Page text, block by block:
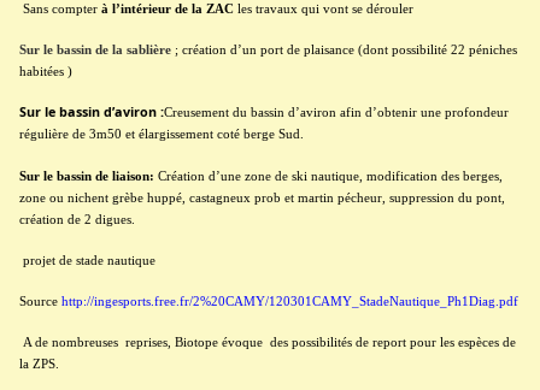
Sans compterà l’intérieur de la ZAC les travaux qui vont se dérouler
Sur le bassin de la sablière ; création d’un port de plaisance (dont possibilité 22 péniches
habitées )
Sur le bassin d’aviron :Creusement du bassin d’aviron afin d’obtenir une profondeur
régulière de 3m50 et élargissement coté berge Sud.
Sur le bassin de liaison:Création d’une zone de ski nautique, modification des berges,
zone ou nichent grèbe huppé, castagneux prob et martin pécheur, suppression du pont,
création de 2 digues.
projet de stade nautique
Sourcehttp://ingesports.free.fr/2%20CAMY/120301CAMY_StadeNautique_Ph1Diag.pdf
A de nombreuses reprises, Biotope évoque des possibilités de report pour les espèces de
la ZPS.